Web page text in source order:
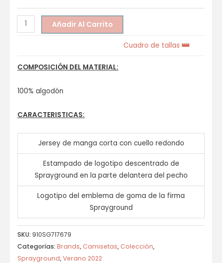
Añadir Al Carrito
Cuadro de tallas
COMPOSICIÓN DEL MATERIAL:
100% algodón
CARACTERISTICAS:
Jersey de manga corta con cuello redondo
Estampado de logotipo descentrado de
Sprayground en la parte delantera del pecho
Logotipo del emblema de goma de la firma
Sprayground
SKU: 910SG717679
Categorías: Brands, Camisetas, Colección,
Sprayground,Verano 2022